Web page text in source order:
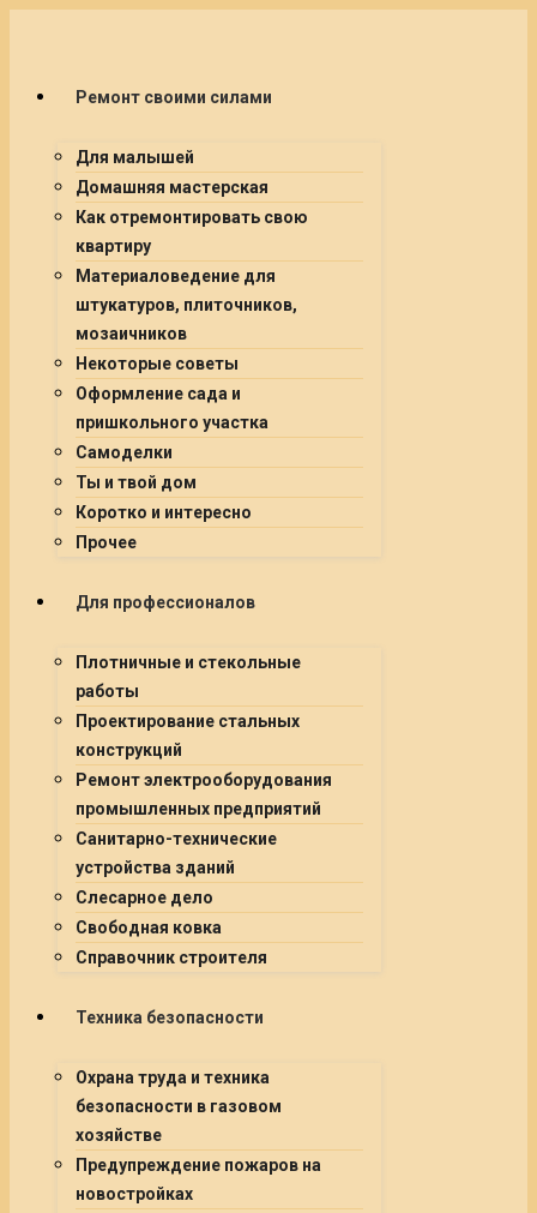
Ремонт своими силами
Для малышей
Домашняя мастерская
Как отремонтировать свою
квартиру
Материаловедение для
штукатуров, плиточников,
мозаичников
Некоторые советы
Оформление сада и
пришкольного участка
Самоделки
Ты и твой дом
Коротко и интересно
Прочее
Для профессионалов
Плотничные и стекольные
работы
Проектирование стальных
конструкций
Ремонт электрооборудования
промышленных предприятий
Санитарно-технические
устройства зданий
Слесарное дело
Свободная ковка
Справочник строителя
Техника безопасности
Охрана труда и техника
безопасности в газовом
хозяйстве
Предупреждение пожаров на
новостройках